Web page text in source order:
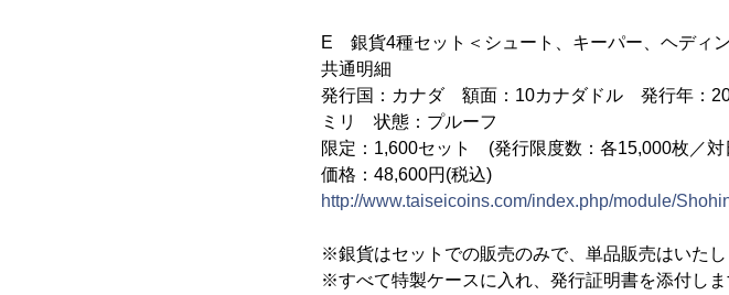
E 銀貨4種セット＜シュート、キーパー、ヘディ
共通明細
発行国：カナダ 額面：10カナダドル 発行年：
ミリ 状態：プルーフ
限定：1,600セット (発行限度数：各15,000枚／対
価格：48,600円(税込)
http://www.taiseicoins.com/index.php/module/
※銀貨はセットでの販売のみで、単品販売はいたし
※すべて特製ケースに入れ、発行証明書を添付しま